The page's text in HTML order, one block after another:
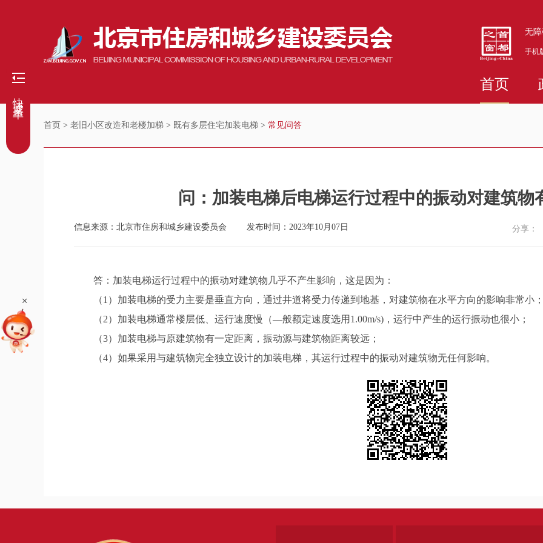
无
手机
首页
首页 > 老旧小区改造和老楼加梯 > 既有多层住宅加装电梯 > 常见问答
问：加装电梯后电梯运行过程中的振动对建筑物
信息来源：北京市住房和城乡建设委员会 发布时间：2023年10月07日 分享：
答：加装电梯运行过程中的振动对建筑物几乎不产生影响，这是因为：
（1）加装电梯的受力主要是垂直方向，通过井道将受力传递到地基，对建筑物在水平方向的影响非常小
（2）加装电梯通常楼层低、运行速度慢（―般额定速度选用1.00m/s)，运行中产生的运行振动也很小；
（3）加装电梯与原建筑物有一定距离，振动源与建筑物距离较远；
（4）如果采用与建筑物完全独立设计的加装电梯，其运行过程中的振动对建筑物无任何影响。
+
快捷菜单